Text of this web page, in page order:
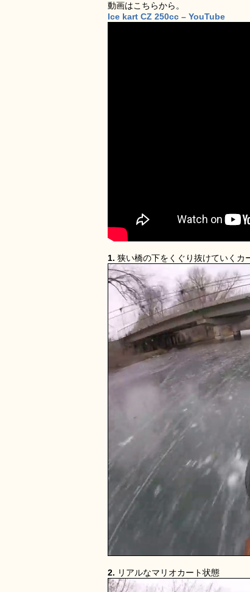
動画はこちらから。
Ice kart CZ 250cc – YouTube
1. 狭い橋の下をくぐり抜けていくカ
2. リアルなマリオカート状態